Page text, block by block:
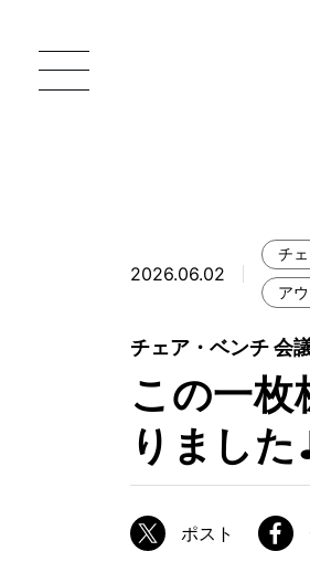
一枚板 ATELIER
MOKUBA について
ブランドコンセプト
職人の技能・技巧
加工技術
商品情報
2026.06.02
チ
ア
この一
りました
チェア・ベンチ 会
ポスト